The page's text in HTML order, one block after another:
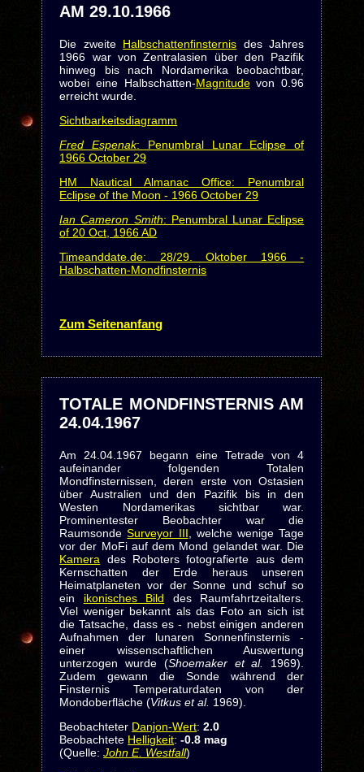
AM 29.10.1966
Die zweite Halbschattenfinsternis des Jahres
1966 war von Zentralasien über den Pazifik
hinweg bis nach Nordamerika beobachtbar,
wobei eine Halbschatten-Magnitudevon 0.96
erreicht wurde.
Sichtbarkeitsdiagramm
Fred Espenak: Penumbral Lunar Eclipse of
1966 October 29
HM Nautical Almanac Office: Penumbral
Eclipse of the Moon - 1966 October 29
Ian Cameron Smith: Penumbral Lunar Eclipse
of 20 Oct, 1966 AD
Timeanddate.de: 28/29. Oktober 1966 -
Halbschatten-Mondfinsternis
Zum Seitenanfang
TOTALE MONDFINSTERNIS AM
24.04.1967
Am 24.04.1967 begann eine Tetrade von 4
aufeinander folgenden Totalen
Mondfinsternissen, deren erste von Ostasien
über Australien und den Pazifik bis in den
Westen Nordamerikas sichtbar war.
Prominentester Beobachter war die
RaumsondeSurveyor III , welche wenige Tage
vor der MoFi auf dem Mond gelandet war. Die
Kamera des Roboters fotografierte aus dem
Kernschatten der Erde heraus unseren
Heimatplaneten vor der Sonne und schuf so
ein ikonisches Bild des Raumfahrtzeitalters.
Viel weniger bekannt als das Foto an sich ist
die Tatsache, dass es - nebst einigen anderen
Aufnahmen der lunaren Sonnenfinsternis -
einer wissenschaftlichen Auswertung
unterzogen wurde (Shoemaker et al.
1969).
Zudem gewann die Sonde während der
Finsternis Temperaturdaten von der
Mondoberfläche (Vitkus et al. 1969).
Beobachteter Danjon-Wert:2.0
Beobachtete Helligkeit:-0.8 mag
(Quelle:John E. Westfall)